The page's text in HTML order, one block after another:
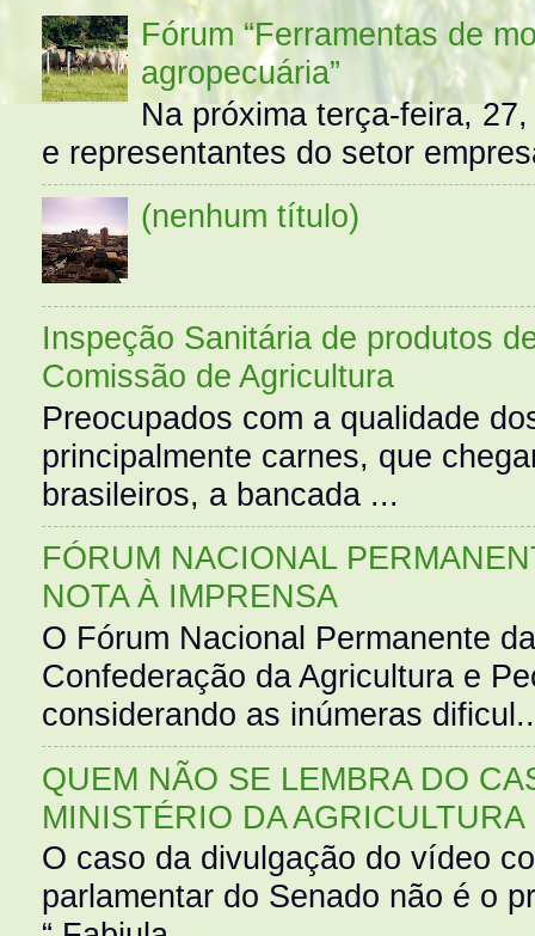
Fórum “Ferramentas de
agropecuária”
Na próxima terça-feira,
e representantes do setor
(nenhum título)
Inspeção Sanitária de produtos
Comissão de Agricultura
Preocupados com a qualidade
principalmente carnes, que
brasileiros, a bancada ...
FÓRUM NACIONAL
NOTA À IMPRENSA
O Fórum Nacional Permanente
Confederação da Agricultura e
considerando as inúmeras
QUEM NÃO SE LEMBRA DO
MINISTÉRIO DA AGRICULTURA
O caso da divulgação do vídeo
parlamentar do Senado não é o